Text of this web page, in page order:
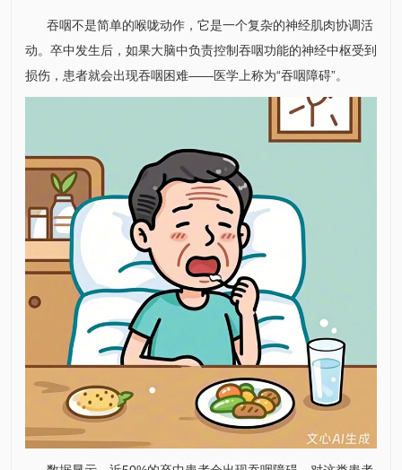
吞咽不是简单的喉咙动作，它是一个复杂的神经肌肉协调活
动。卒中发生后，如果大脑中负责控制吞咽功能的神经中枢受到
损伤，患者就会出现吞咽困难——医学上称为“吞咽障碍”。